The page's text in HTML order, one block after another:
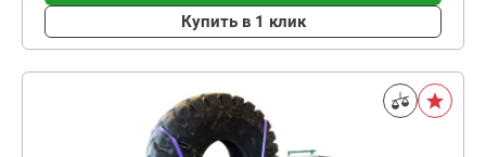
Купить в 1 клик